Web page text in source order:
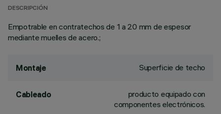
DESCRIPCIÓN
Empotrable en contratechos de 1 a 20 mm de espesor
mediante muelles de acero.;
Montaje Superficie de techo
Cableado
producto equipado con
componentes electrónicos.